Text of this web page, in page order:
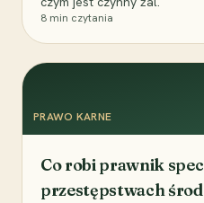
8 min czytania
PRAWO KARNE
Co robi prawnik
przestępstwach